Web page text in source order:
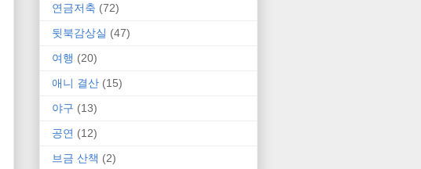
연금저축 (72)
뒷북감상실 (47)
여행 (20)
애니 결산 (15)
야구 (13)
공연 (12)
브금 산책 (2)